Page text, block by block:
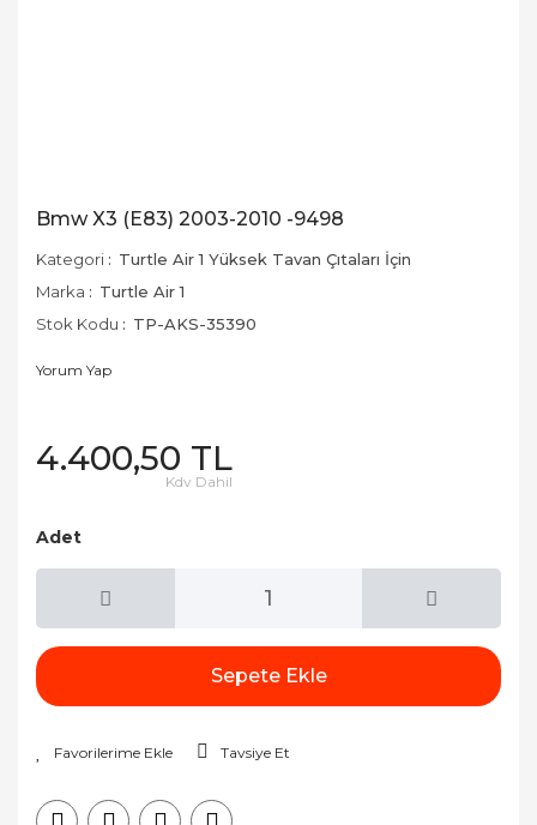
Bmw X3 (E83) 2003-2010 -9498
Kategori
Turtle Air 1 Yüksek Tavan Çıtaları İçin
Marka
Turtle Air 1
Stok Kodu
TP-AKS-35390
Yorum Yap
4.400,50 TL
Kdv Dahil
Adet
Sepete Ekle
Tavsiye Et